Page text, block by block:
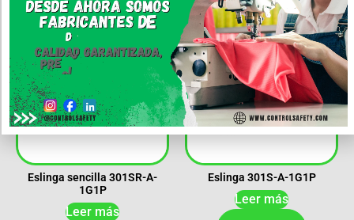
Eslinga sencilla 301SR-A-
1G1P
Leer más
Eslinga 301S-A-1G1P
Leer más